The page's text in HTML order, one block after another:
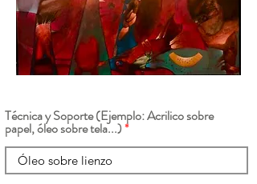
Técnica y Soporte (Ejemplo: Acrilico sobre
papel, óleo sobre tela...)